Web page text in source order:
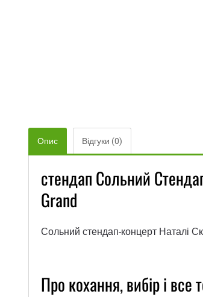
Опис Відгуки (0)
стендап Сольний
Grand
Сольний стендап-концерт Наталі
Про кохання, вибір і